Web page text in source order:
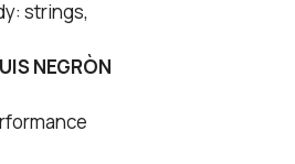
strings,
NEGRÒN